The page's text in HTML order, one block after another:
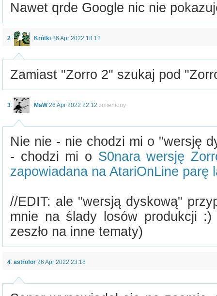
Nawet qrde Google nic nie
2: Krótki 26 Apr 2022 18:12
Zamiast "Zorro 2" szukaj pod
3: MaW 26 Apr 2022 22:12 zmieniony
Nie nie - nie chodzi mi o "wersję
- chodzi mi o S0nara wersję
zapowiadana na AtariOnLine parę
//EDIT: ale "wersją dyskową"
mnie na ślady losów produkcji
zeszło na inne tematy)
4: astrofor 26 Apr 2022 23:18